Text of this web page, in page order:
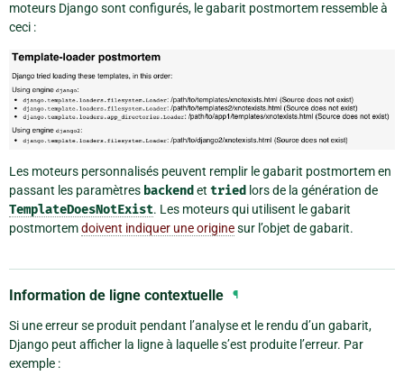
moteurs Django sont configurés, le gabarit postmortem ressemble à
ceci :
Les moteurs personnalisés peuvent remplir le gabarit postmortem en
passant les paramètres backend et tried lors de la génération de
TemplateDoesNotExist. Les moteurs qui utilisent le gabarit
postmortemdoivent indiquer une originesur l’objet de gabarit.
Information de ligne contextuelle ¶
Si une erreur se produit pendant l’analyse et le rendu d’un gabarit,
Django peut afficher la ligne à laquelle s’est produite l’erreur. Par
exemple :